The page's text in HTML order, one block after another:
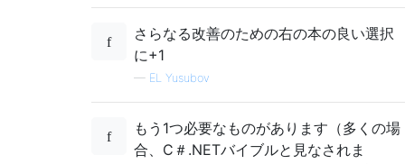
さらなる改善のための右の本の良い選択
に+1
— EL Yusubov
もう1つ必要なものがあります（多くの場
合、C＃.NETバイブルと見なされま